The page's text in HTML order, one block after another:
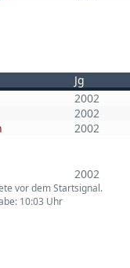
Jg
2002
2002
2002
2002
vor dem Startsignal.
10:03 Uhr